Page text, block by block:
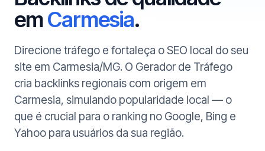
emCarmesia.
Direcione tráfego e fortaleça o SEO local do seu
site em Carmesia/MG. O Gerador de Tráfego
cria backlinks regionais com origem em
Carmesia, simulando popularidade local — o
que é crucial para o ranking no Google, Bing e
Yahoo para usuários da sua região.